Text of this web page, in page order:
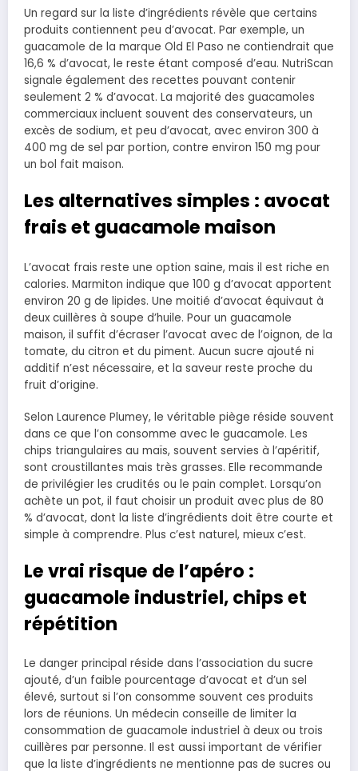
Un regard sur la liste d’ingrédients révèle que certains
produits contiennent peu d’avocat. Par exemple, un
guacamole de la marque Old El Paso ne contiendrait que
16,6 % d’avocat, le reste étant composé d’eau. NutriScan
signale également des recettes pouvant contenir
seulement 2 % d’avocat. La majorité des guacamoles
commerciaux incluent souvent des conservateurs, un
excès de sodium, et peu d’avocat, avec environ 300 à
400 mg de sel par portion, contre environ 150 mg pour
un bol fait maison.
Les alternatives simples : avocat
frais et guacamole maison
L’avocat frais reste une option saine, mais il est riche en
calories. Marmiton indique que 100 g d’avocat apportent
environ 20 g de lipides. Une moitié d’avocat équivaut à
deux cuillères à soupe d’huile. Pour un guacamole
maison, il suffit d’écraser l’avocat avec de l’oignon, de la
tomate, du citron et du piment. Aucun sucre ajouté ni
additif n’est nécessaire, et la saveur reste proche du
fruit d’origine.
Selon Laurence Plumey, le véritable piège réside souvent
dans ce que l’on consomme avec le guacamole. Les
chips triangulaires au maïs, souvent servies à l’apéritif,
sont croustillantes mais très grasses. Elle recommande
de privilégier les crudités ou le pain complet. Lorsqu’on
achète un pot, il faut choisir un produit avec plus de 80
% d’avocat, dont la liste d’ingrédients doit être courte et
simple à comprendre. Plus c’est naturel, mieux c’est.
Le vrai risque de l’apéro :
guacamole industriel, chips et
répétition
Le danger principal réside dans l’association du sucre
ajouté, d’un faible pourcentage d’avocat et d’un sel
élevé, surtout si l’on consomme souvent ces produits
lors de réunions. Un médecin conseille de limiter la
consommation de guacamole industriel à deux ou trois
cuillères par personne. Il est aussi important de vérifier
que la liste d’ingrédients ne mentionne pas de sucres ou